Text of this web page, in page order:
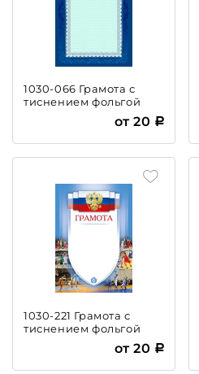
1030-066 Грамота с
тиснением фольгой
от 20
1030-221 Грамота с
тиснением фольгой
от 20